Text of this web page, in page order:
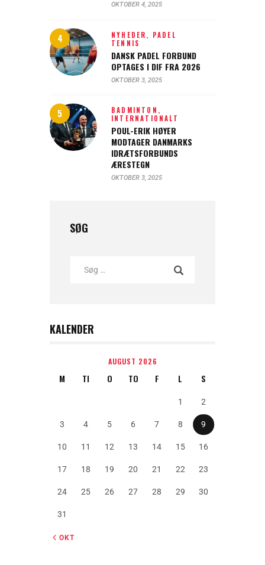
OKTOBER 4, 2025
NYHEDER, PADEL
TENNIS
DANSK PADEL FORBUND
OPTAGES I DIF FRA 2026
OKTOBER 3, 2025
BADMINTON,
INTERNATIONALT
POUL-ERIK HØYER
MODTAGER DANMARKS
IDRÆTSFORBUNDS
ÆRESTEGN
OKTOBER 3, 2025
SØG
KALENDER
AUGUST 2026
M TI O TO F L S
1 2
3 4 5 6 7 8 9
10 11 12 13 14 15 16
17 18 19 20 21 22 23
24 25 26 27 28 29 30
31
« OKT